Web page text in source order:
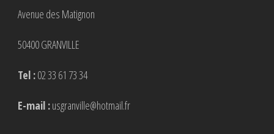
Avenue des Matignon
50400 GRANVILLE
Tel :02 33 61 73 34
E-mail :usgranville@hotmail.fr